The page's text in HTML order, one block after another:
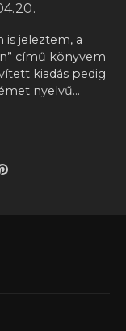
jeleztem, a
című könyvem
kiadás pedig
nyelvű…